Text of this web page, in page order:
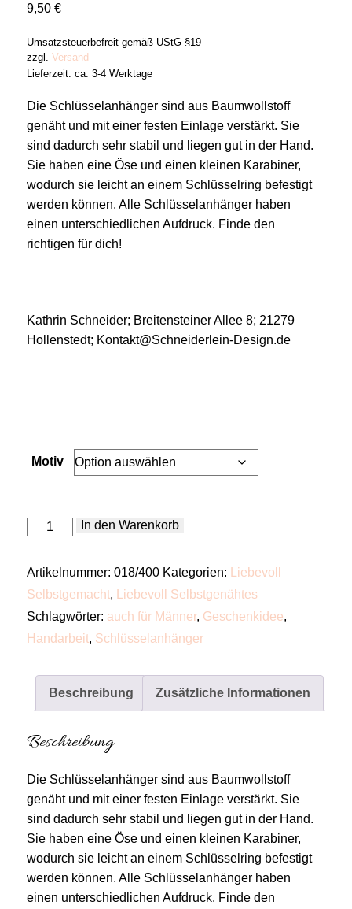
9,50€
Umsatzsteuerbefreit gemäß UStG §19
zzgl.Versand
Lieferzeit: ca. 3-4 Werktage
Die Schlüsselanhänger sind aus Baumwollstoff
genäht und mit einer festen Einlage verstärkt. Sie
sind dadurch sehr stabil und liegen gut in der Hand.
Sie haben eine Öse und einen kleinen Karabiner,
wodurch sie leicht an einem Schlüsselring befestigt
werden können. Alle Schlüsselanhänger haben
einen unterschiedlichen Aufdruck. Finde den
richtigen für dich!
Kathrin Schneider; Breitensteiner Allee 8; 21279
Hollenstedt; Kontakt@Schneiderlein-Design.de
Motiv
Schlüsselanhänger
Menge
In den Warenkorb
Artikelnummer:018/400 Kategorien:
Liebevoll
Selbstgemacht,
Liebevoll Selbstgenähtes
Schlagwörter: auch für Männer, Geschenkidee,
Handarbeit, Schlüsselanhänger
Beschreibung Zusätzliche Informationen
Beschreibung
Die Schlüsselanhänger sind aus Baumwollstoff
genäht und mit einer festen Einlage verstärkt. Sie
sind dadurch sehr stabil und liegen gut in der Hand.
Sie haben eine Öse und einen kleinen Karabiner,
wodurch sie leicht an einem Schlüsselring befestigt
werden können. Alle Schlüsselanhänger haben
einen unterschiedlichen Aufdruck. Finde den